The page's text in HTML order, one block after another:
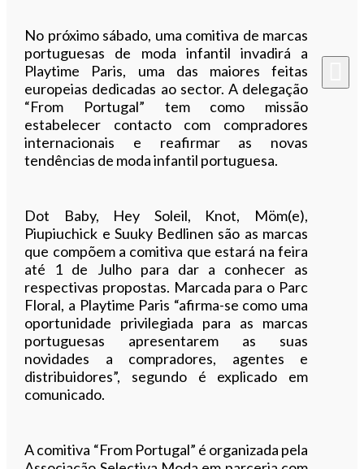
No próximo sábado, uma comitiva de marcas
portuguesas de moda infantil invadirá a
Playtime Paris, uma das maiores feitas
europeias dedicadas ao sector. A delegação
“From Portugal” tem como missão
estabelecer contacto com compradores
internacionais e reafirmar as novas
tendências de moda infantil portuguesa.
Dot Baby, Hey Soleil, Knot, Möm(e),
Piupiuchick e Suuky Bedlinen são as marcas
que compõem a comitiva que estará na feira
até 1 de Julho para dar a conhecer as
respectivas propostas. Marcada para o Parc
Floral, a Playtime Paris “afirma-se como uma
oportunidade privilegiada para as marcas
portuguesas apresentarem as suas
novidades a compradores, agentes e
distribuidores”, segundo é explicado em
comunicado.
A comitiva “From Portugal” é organizada pela